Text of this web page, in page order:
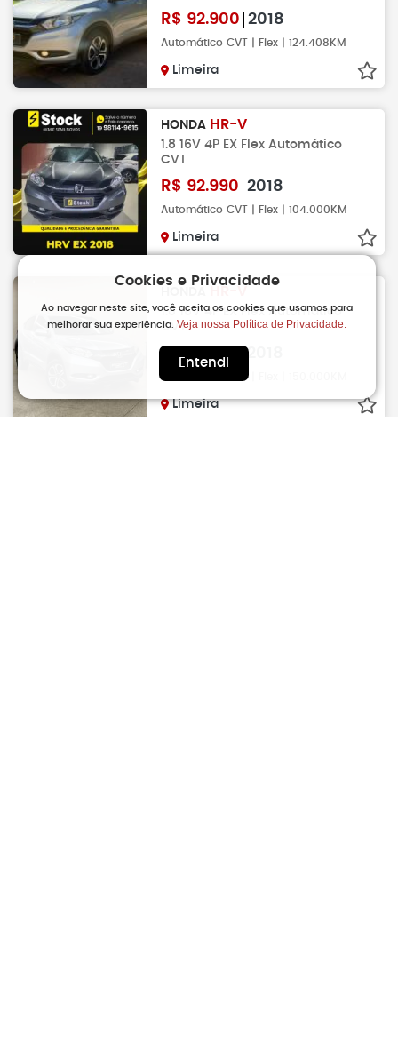
R$ 92.900 2018
Automático CVT | Flex | 124.408KM
Limeira
HONDA HR-V
1.8 16V 4P EX Flex Automático
CVT
R$ 92.990 2018
Automático CVT | Flex | 104.000KM
Limeira
1.8 16V 4P EX Flex Automático
CVT
R$92.990 2018
Automático CVT | Flex | 150.000KM
Limeira
Cookies e Privacidade
Ao navegar neste site, você aceita os cookies que usamos para
melhorar sua experiência.Veja nossa Política de Privacidade.
Entendi